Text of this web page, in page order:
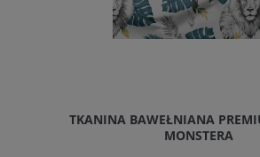
TKANINA BAWEŁNIANA
MONSTERA